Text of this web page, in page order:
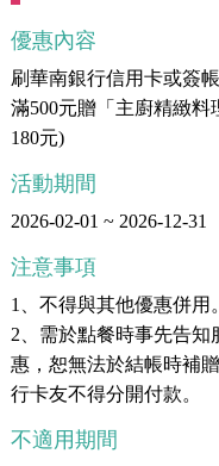
優惠內容
刷華南銀行信用卡或簽
滿500元贈「主廚精緻料
180元)
活動期間
2026-02-01 ~ 2026-12-31
注意事項
1、不得與其他優惠併用。
2、需於點餐時事先告
惠，恕無法於結帳時補
行卡友不得分開付款。
不適用期間